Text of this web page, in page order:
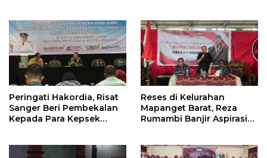
Peringati Hakordia, Risat
Sanger Beri Pembekalan
Kepada Para Kepsek
Reses di Kelurahan
Mapanget Barat, Reza
Rumambi Banjir Aspirasi